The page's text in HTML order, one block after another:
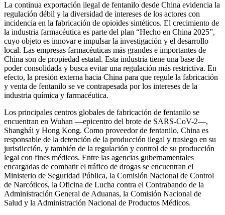
La continua exportación ilegal de fentanilo desde China evidencia la
regulación débil y la diversidad de intereses de los actores con
incidencia en la fabricación de opioides sintéticos. El crecimiento de
la industria farmacéutica es parte del plan “Hecho en China 2025”,
cuyo objeto es innovar e impulsar la investigación y el desarrollo
local. Las empresas farmacéuticas más grandes e importantes de
China son de propiedad estatal. Esta industria tiene una base de
poder consolidada y busca evitar una regulación más restrictiva. En
efecto, la presión externa hacia China para que regule la fabricación
y venta de fentanilo se ve contrapesada por los intereses de la
industria química y farmacéutica.
Los principales centros globales de fabricación de fentanilo se
encuentran en Wuhan —epicentro del brote de SARS-CoV-2—,
Shanghái y Hong Kong. Como proveedor de fentanilo, China es
responsable de la detención de la producción ilegal y trasiego en su
jurisdicción, y también de la regulación y control de su producción
legal con fines médicos. Entre las agencias gubernamentales
encargadas de combatir el tráfico de drogas se encuentran el
Ministerio de Seguridad Pública, la Comisión Nacional de Control
de Narcóticos, la Oficina de Lucha contra el Contrabando de la
Administración General de Aduanas, la Comisión Nacional de
Salud y la Administración Nacional de Productos Médicos.